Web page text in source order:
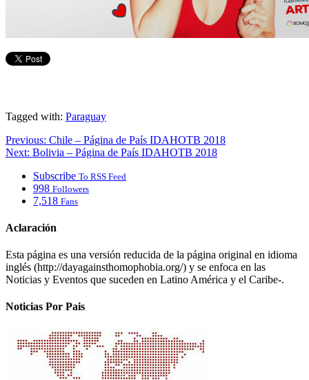
Tagged with: Paraguay
Previous: Chile – Página de País IDAHOTB 2018
Next: Bolivia – Página de País IDAHOTB 2018
Subscribe To RSS Feed
998 Followers
7,518 Fans
Aclaración
Esta página es una versión reducida de la página original en idioma
inglés (http://dayagainsthomophobia.org/) y se enfoca en las
Noticias y Eventos que suceden en Latino América y el Caribe-.
Noticias Por Pais